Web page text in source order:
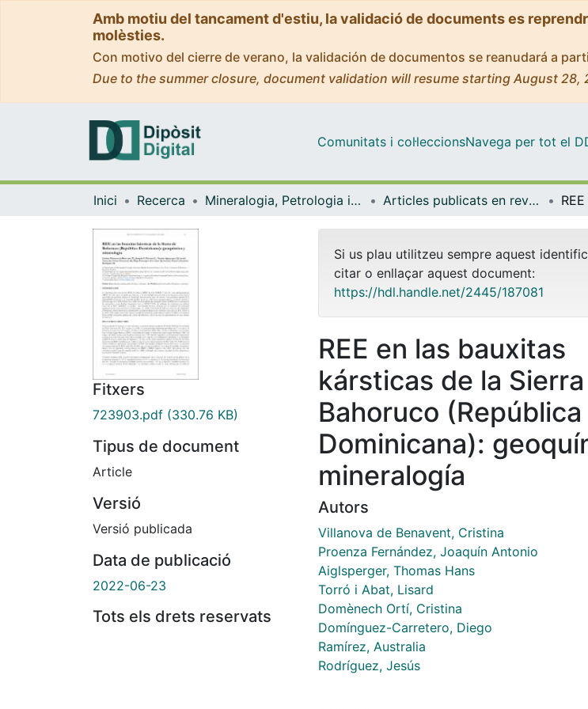
Amb motiu del tancament d'estiu, la validació de documents es
molèsties.
Con motivo del cierre de verano, la validación de documentos se reanudará a
Due to the summer closure, document validation will resume starting August 28,
Comunitats i col·leccionsNavega per tot el
Inici Recerca Mineralogia, Petrologia i Geologia Aplicada Articles publicats en revistes (Mineralogia, Petrologia i Geologia Aplicada)
Fitxers
723903.pdf (330.76 KB)
Tipus de document
Article
Versió
Versió publicada
Data de publicació
2022-06-23
Tots els drets reservats
Si us plau utilitzeu sempre aquest
citar o enllaçar aquest document:
https://hdl.handle.net/2445/187081
REE en las bauxitas
kársticas de la
Bahoruco (República
Dominicana):
mineralogía
Autors
Villanova de Benavent, Cristina
Proenza Fernández, Joaquín Antonio
Aiglsperger, Thomas Hans
Torró i Abat, Lisard
Domènech Ortí, Cristina
Domínguez-Carretero, Diego
Ramírez, Australia
Rodríguez, Jesús